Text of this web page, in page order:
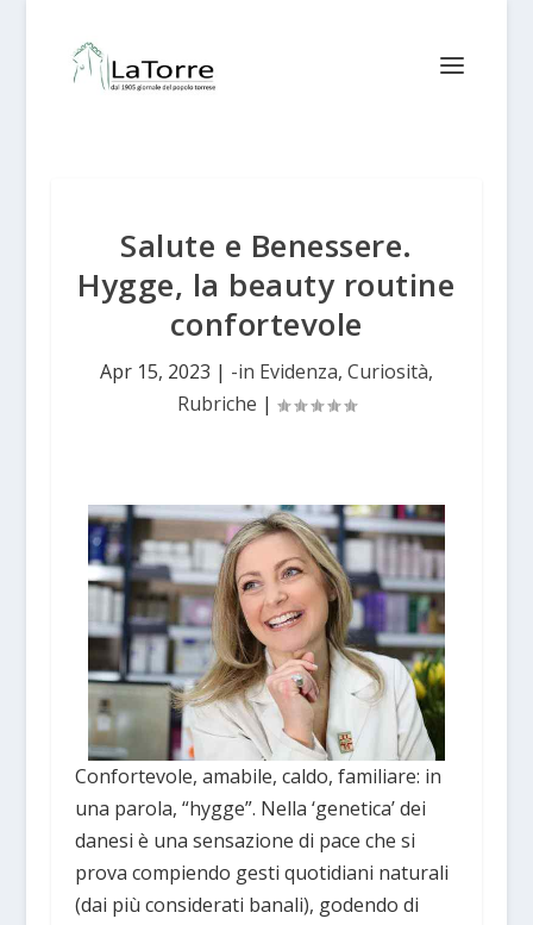
Salute e Benessere.
Hygge, la beauty routine
confortevole
Apr 15, 2023 | -in Evidenza, Curiosità,
Rubriche |
Confortevole, amabile, caldo, familiare: in
una parola, “hygge”. Nella ‘genetica’ dei
danesi è una sensazione di pace che si
prova compiendo gesti quotidiani naturali
(dai più considerati banali), godendo di